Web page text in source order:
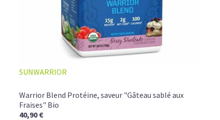
SUNWARRIOR
Warrior Blend Protéine, saveur "Gâteau sablé aux
Fraises" Bio
40,90 €